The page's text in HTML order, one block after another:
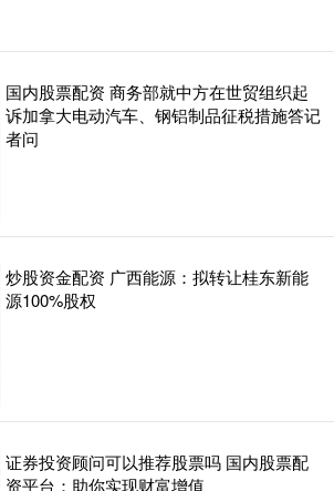
国内股票配资 商务部就中方在世贸组织起
诉加拿大电动汽车、钢铝制品征税措施答记
者问
炒股资金配资 广西能源：拟转让桂东新能
源100%股权
证券投资顾问可以推荐股票吗 国内股票配
资平台：助你实现财富增值